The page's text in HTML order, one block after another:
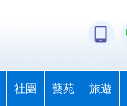
社團 藝苑 旅遊